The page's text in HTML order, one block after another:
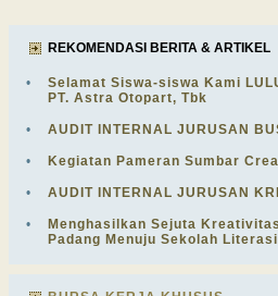
REKOMENDASI BERITA & ARTIKEL
•
Selamat Siswa-siswa Kami
PT. Astra Otopart, Tbk
• AUDIT INTERNAL JURUSAN
• Kegiatan Pameran Sumbar
• AUDIT INTERNAL JURUSAN
•
Menghasilkan Sejuta
Padang Menuju Sekolah